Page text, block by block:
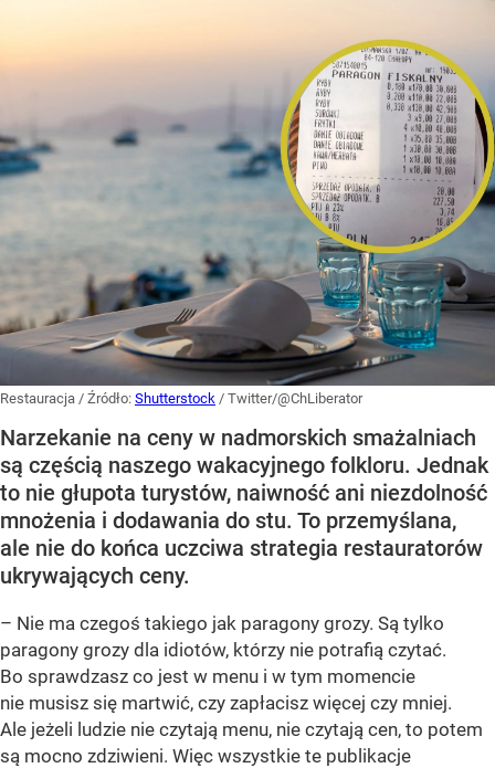
Restauracja / Źródło: Shutterstock / Twitter/@ChLiberator
Narzekanie na ceny w nadmorskich smażalniach
są częścią naszego wakacyjnego folkloru. Jednak
to nie głupota turystów, naiwność ani niezdolność
mnożenia i dodawania do stu. To przemyślana,
ale nie do końca uczciwa strategia restauratorów
ukrywających ceny.
– Nie ma czegoś takiego jak paragony grozy. Są tylko
paragony grozy dla idiotów, którzy nie potrafią czytać.
Bo sprawdzasz co jest w menu i w tym momencie
nie musisz się martwić, czy zapłacisz więcej czy mniej.
Ale jeżeli ludzie nie czytają menu, nie czytają cen, to potem
są mocno zdziwieni. Więc wszystkie te publikacje